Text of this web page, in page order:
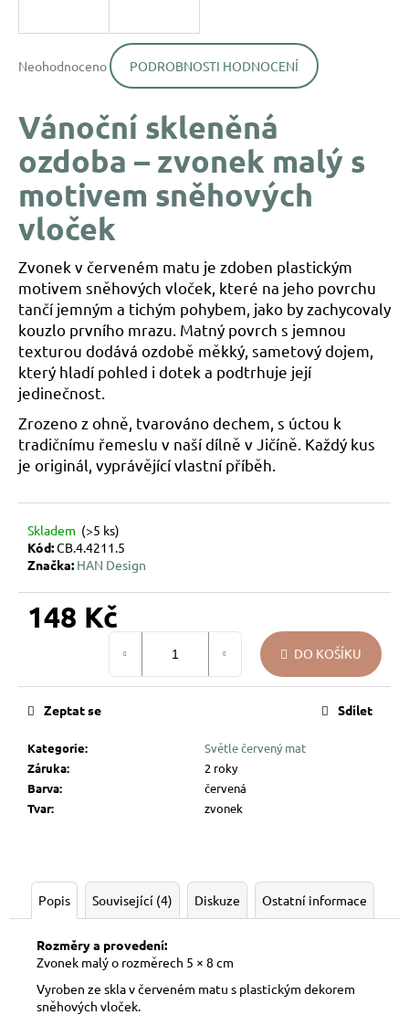
hodnocení
0,0
5
hvězdiček.
Neohodnoceno PODROBNOSTI HODNOCENÍ
Vánoční skleněná
ozdoba – zvonek malý s
motivem sněhových
vloček
Zvonek v červeném matu je zdoben plastickým
motivem sněhových vloček, které na jeho povrchu
tančí jemným a tichým pohybem, jako by zachycovaly
kouzlo prvního mrazu. Matný povrch s jemnou
texturou dodává ozdobě měkký, sametový dojem,
který hladí pohled i dotek a podtrhuje její
jedinečnost.
Zrozeno z ohně, tvarováno dechem, s úctou k
tradičnímu řemeslu v naší dílně v Jičíně. Každý kus
je originál, vyprávějící vlastní příběh.
Skladem (>5 ks)
Kód:CB.4.4211.5
Značka: HAN Design
148 Kč
DO KOŠÍKU
Kategorie:
Světle červený mat
Záruka:
2 roky
Barva:
červená
Tvar: zvonek
Zeptat se Sdílet
Popis Související (4) Diskuze Ostatní informace
Rozměry a provedení:
Zvonek malý o rozměrech 5 × 8 cm
Vyroben ze skla v červeném matu s plastickým dekorem
sněhových vloček.
í
?
D
o
p
o
r
u
č
u
j
e
e
DÁREK
NA
MÍRU
VÁNOČNÍ
JMÉNEM
HVĚZDIČKY
194
Kč